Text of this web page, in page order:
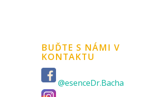
BUĎTE S NÁMI V
KONTAKTU
@esenceDr.Bacha